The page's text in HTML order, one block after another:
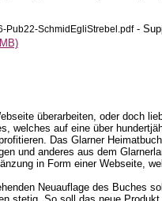
Pub22-SchmidEgliStrebel.pdf-
überarbeiten, oder doch
welches auf eine über
Das Glarner
und anderes aus dem
in Form einer Webseite,
Neuauflage des Buches